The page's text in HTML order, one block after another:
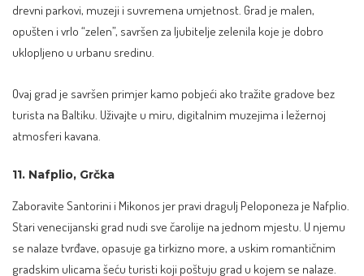
drevni parkovi, muzeji i suvremena umjetnost. Grad je malen,
opušten i vrlo “zelen”, savršen za ljubitelje zelenila koje je dobro
uklopljeno u urbanu sredinu.
Ovaj grad je savršen primjer kamo pobjeći ako tražite gradove bez
turista na Baltiku. Uživajte u miru, digitalnim muzejima i ležernoj
atmosferi kavana.
11. Nafplio, Grčka
Zaboravite Santorini i Mikonos jer pravi dragulj Peloponeza je Nafplio.
Stari venecijanski grad nudi sve čarolije na jednom mjestu. U njemu
se nalaze tvrđave, opasuje ga tirkizno more, a uskim romantičnim
gradskim ulicama šeću turisti koji poštuju grad u kojem se nalaze.